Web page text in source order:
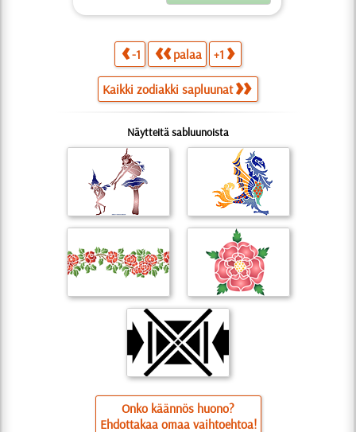
-1 palaa +1
Kaikki zodiakki sapluunat
Näytteitä sabluunoista
Onko käännös huono?
Ehdottakaa omaa vaihtoehtoa!